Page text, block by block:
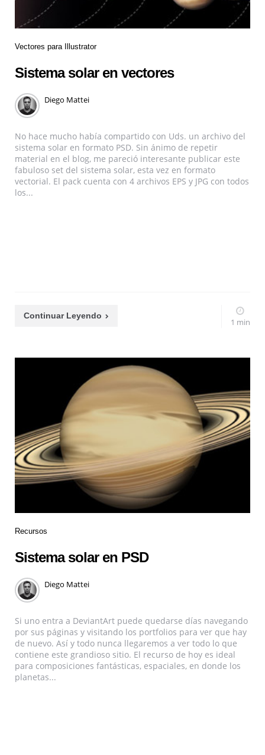
Vectores para Illustrator
Sistema solar en vectores
Diego Mattei
No hace mucho había compartido con Uds. un archivo del
sistema solar en formato PSD. Sin ánimo de repetir
material en el blog, me pareció interesante publicar este
fabuloso set del sistema solar, esta vez en formato
vectorial. El pack cuenta con 4 archivos EPS y JPG con todos
los...
Continuar Leyendo
1 min
Recursos
Sistema solar en PSD
Diego Mattei
Si uno entra a DeviantArt puede quedarse días navegando
por sus páginas y visitando los portfolios para ver que hay
de nuevo. Así y todo nunca llegaremos a ver todo lo que
contiene este grandioso sitio. El recurso de hoy es ideal
para composiciones fantásticas, espaciales, en donde los
planetas...